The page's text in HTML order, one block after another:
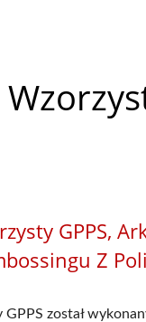
GPPS,
Z
został